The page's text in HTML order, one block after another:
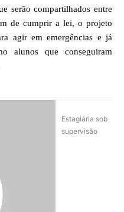
serão compartilhados entre
de cumprir a lei, o projeto
agir em emergências e já
alunos que conseguiram
Estagiária sob
supervisão